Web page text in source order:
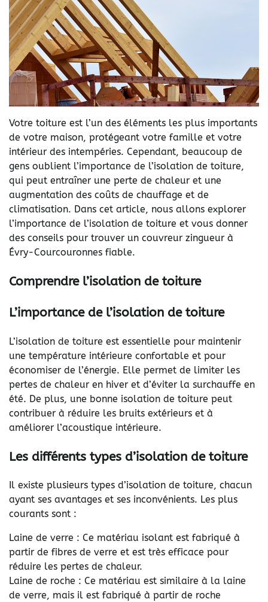
Votre toiture est l’un des éléments les plus importants
de votre maison, protégeant votre famille et votre
intérieur des intempéries. Cependant, beaucoup de
gens oublient l’importance de l’isolation de toiture,
qui peut entraîner une perte de chaleur et une
augmentation des coûts de chauffage et de
climatisation. Dans cet article, nous allons explorer
l’importance de l’isolation de toiture et vous donner
des conseils pour trouver un couvreur zingueur à
Évry-Courcouronnes fiable.
Comprendre l’isolation de toiture
L’importance de l’isolation de toiture
L’isolation de toiture est essentielle pour maintenir
une température intérieure confortable et pour
économiser de l’énergie. Elle permet de limiter les
pertes de chaleur en hiver et d’éviter la surchauffe en
été. De plus, une bonne isolation de toiture peut
contribuer à réduire les bruits extérieurs et à
améliorer l’acoustique intérieure.
Les différents types d’isolation de toiture
Il existe plusieurs types d’isolation de toiture, chacun
ayant ses avantages et ses inconvénients. Les plus
courants sont :
Laine de verre : Ce matériau isolant est fabriqué à
partir de fibres de verre et est très efficace pour
réduire les pertes de chaleur.
Laine de roche : Ce matériau est similaire à la laine
de verre, mais il est fabriqué à partir de roche